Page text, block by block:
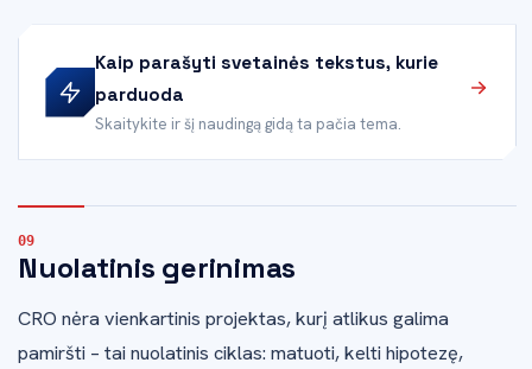
Kaip parašyti svetainės tekstus, kurie
parduoda
Skaitykite ir šį naudingą gidą ta pačia tema.
Nuolatinis gerinimas
CRO nėra vienkartinis projektas, kurį atlikus galima
pamiršti – tai nuolatinis ciklas: matuoti, kelti hipotezę,